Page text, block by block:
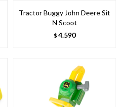
Tractor Buggy John Deere Sit
N Scoot
$ 4.590